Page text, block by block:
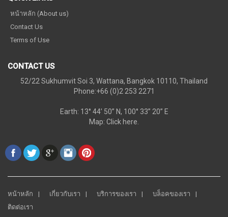
หน้าหลัก (About us)
Contact Us
Terms of Use
CONTACT US
52/22 Sukhumvit Soi 3, Wattana, Bangkok 10110, Thailand
Phone:+66 (0)2 253 2271
Earth: 13° 44’ 50” N, 100° 33” 20” E
Map: Click here.
หน้าหลัก เกี่ยวกับเรา บริการของเรา
บล็อคของเรา
ติดต่อเรา